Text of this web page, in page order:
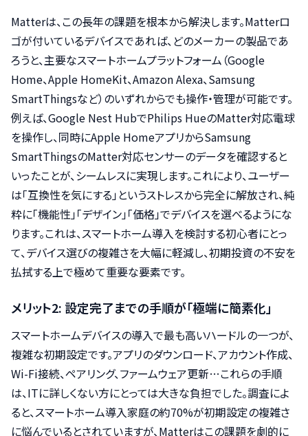
Matterは、この長年の課題を根本から解決します。Matterロ
ゴが付いているデバイスであれば、どのメーカーの製品であ
ろうと、主要なスマートホームプラットフォーム（Google
Home、Apple HomeKit、Amazon Alexa、Samsung
SmartThingsなど）のいずれからでも操作・管理が可能です。
例えば、Google Nest HubでPhilips HueのMatter対応電球
を操作し、同時にApple HomeアプリからSamsung
SmartThingsのMatter対応センサーのデータを確認すると
いったことが、シームレスに実現します。これにより、ユーザー
は「互換性を気にする」というストレスから完全に解放され、純
粋に「機能性」「デザイン」「価格」でデバイスを選べるようにな
ります。これは、スマートホーム導入を検討する初心者にとっ
て、デバイス選びの複雑さを大幅に軽減し、初期投資の不安を
払拭する上で極めて重要な要素です。
メリット2: 設定完了までの手順が「極端に簡素化」
スマートホームデバイスの導入で最も高いハードルの一つが、
複雑な初期設定です。アプリのダウンロード、アカウント作成、
Wi-Fi接続、ペアリング、ファームウェア更新…これらの手順
は、ITに詳しくない方にとっては大きな負担でした。調査によ
ると、スマートホーム導入家庭の約70%が初期設定の複雑さ
に悩んでいるとされていますが、Matterはこの課題を劇的に